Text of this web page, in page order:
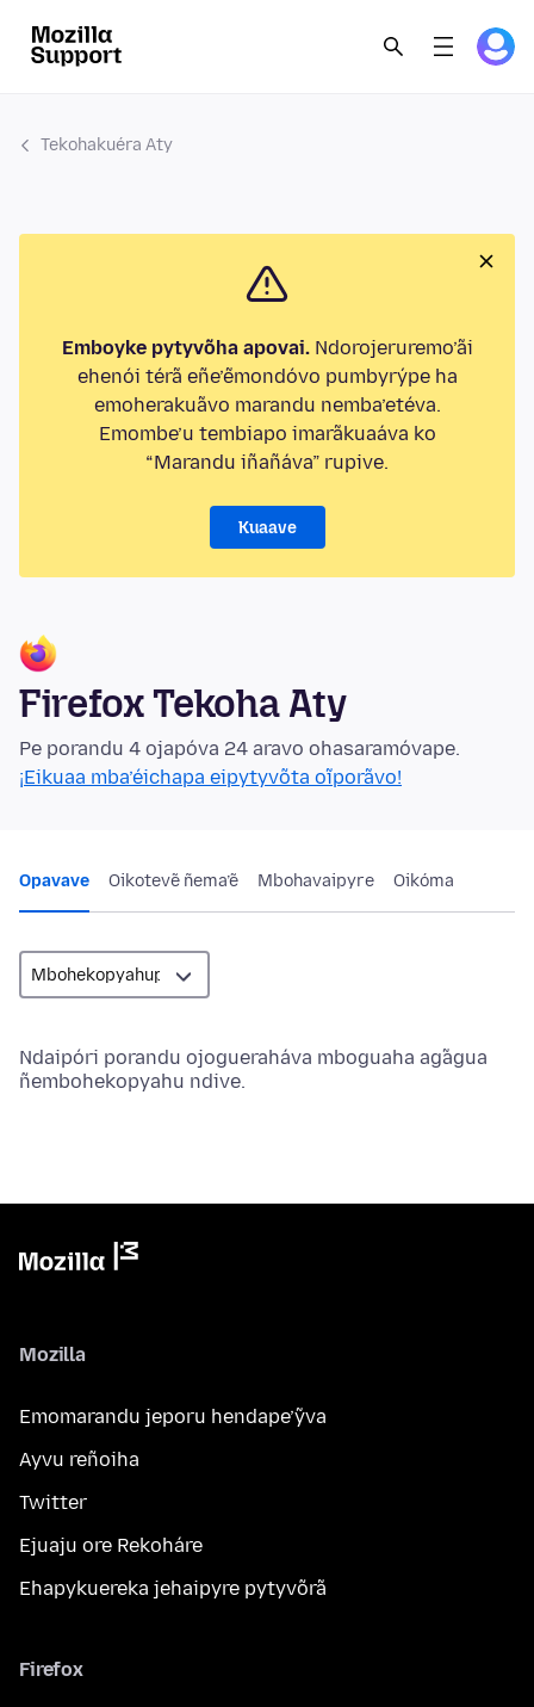
Tekohakuéra Aty
Emboyke pytyvõha apovai.Ndorojeruremo’ãi
ehenói térã eñe’ẽmondóvo pumbyrýpe ha
emoherakuãvo marandu nemba’etéva.
Emombe’u tembiapo imarãkuaáva ko
“Marandu iñañáva” rupive.
Kuaave
Firefox Tekoha Aty
Pe porandu 4 ojapóva 24 aravo ohasaramóvape.
¡Eikuaa mba’éichapa eipytyvõta oĩporãvo!
Opavave Oikotevẽ ñema’ẽ Mbohavaipyre Oikóma
Ndaipóri porandu ojogueraháva mboguaha ag̃agua
ñembohekopyahu ndive.
Mozilla
Emomarandu jeporu hendape’ỹva
Ayvu reñoiha
Twitter
Ejuaju ore Rekoháre
Ehapykuereka jehaipyre pytyvõrã
Firefox